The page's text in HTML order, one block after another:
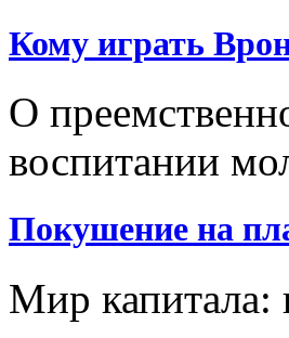
Кому играть
О
воспитании
Покушение на
Мир капитала: